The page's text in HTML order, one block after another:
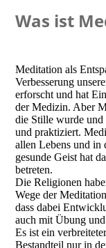
Was ist
Meditation als
Verbesserung
erforscht und hat
der Medizin. Aber
die Stille wurde
und praktiziert.
allen Lebens und in
gesunde Geist hat
betreten.
Die Religionen
Wege der
dass dabei
auch mit Übung
Es ist ein
Bestandteil nur in